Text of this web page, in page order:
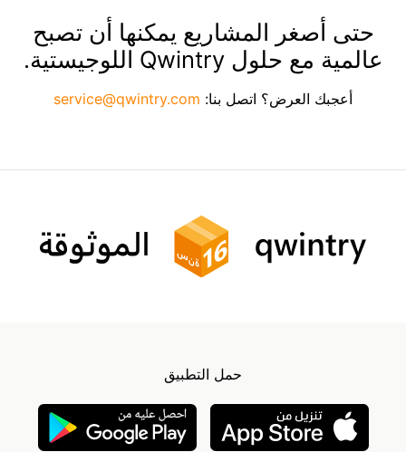
حتى أصغر المشاريع يمكنها أن تصبح
عالمية مع حلول Qwintry اللوجيستية.
أعجبك العرض؟ اتصل بنا: service@qwintry.com
حمل التطبيق